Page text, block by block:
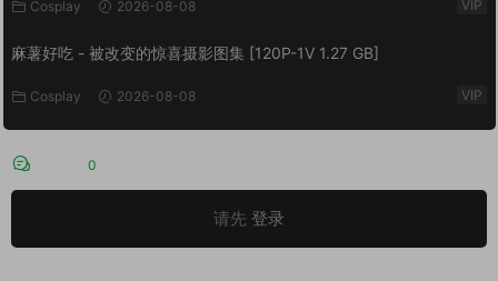
Cosplay 2026-08-08 VIP
麻薯好吃 - 被改变的惊喜摄影图集 [120P-1V 1.27 GB]
Cosplay 2026-08-08 VIP
0
请先 登录